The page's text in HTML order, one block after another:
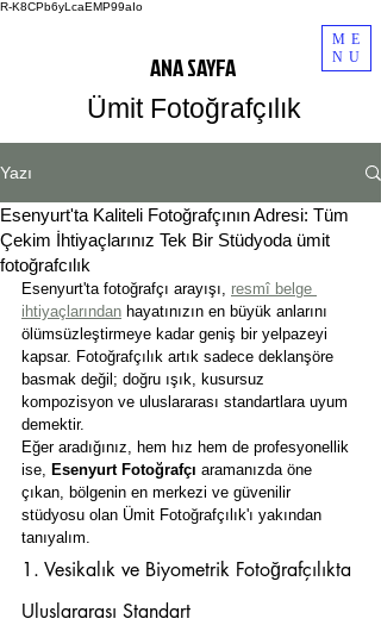
R-K8CPb6yLcaEMP99aIo
ME
NU
Ümit Fotoğrafçılık
ANA SAYFA
Yazı
Esenyurt'ta Kaliteli Fotoğrafçının Adresi: Tüm
Çekim İhtiyaçlarınız Tek Bir Stüdyoda ümit
fotoğrafcılık
Esenyurt'ta fotoğrafçı arayışı, resmî belge
ihtiyaçlarından hayatınızın en büyük anlarını
ölümsüzleştirmeye kadar geniş bir yelpazeyi
kapsar. Fotoğrafçılık artık sadece deklanşöre
basmak değil; doğru ışık, kusursuz
kompozisyon ve uluslararası standartlara uyum
demektir.
Eğer aradığınız, hem hız hem de profesyonellik
ise, Esenyurt Fotoğrafçı aramanızda öne
çıkan, bölgenin en merkezi ve güvenilir
stüdyosu olan Ümit Fotoğrafçılık'ı yakından
tanıyalım.
1. Vesikalık ve Biyometrik Fotoğrafçılıkta
Uluslararası Standart